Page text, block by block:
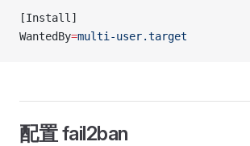
[Install]
WantedBy=multi-user.target
配置 fail2ban